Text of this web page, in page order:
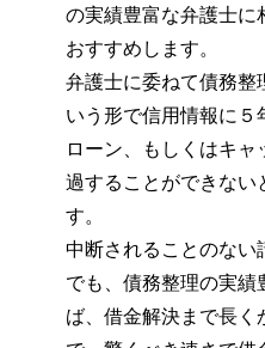
の実績豊富な弁護士に
おすすめします。
弁護士に委ねて債務整
いう形で信用情報に５
ローン、もしくはキ
過することができない
す。
中断されることのない
でも、債務整理の実績
ば、借金解決まで長く